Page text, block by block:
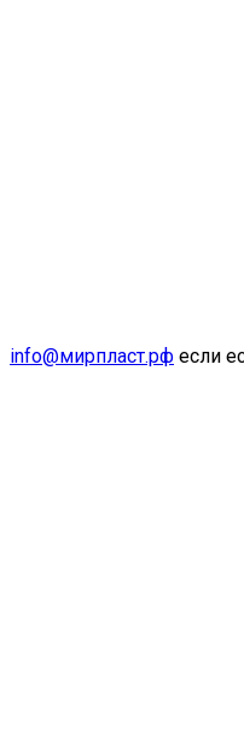
info@мирпласт.рф если